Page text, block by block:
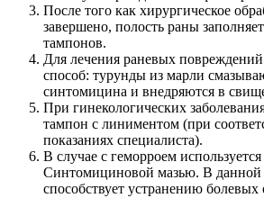
После того как хирургическое
завершено, полость раны
тампонов.
Для лечения раневых повреждений
способ: турунды из марли
синтомицина и внедряются в
При гинекологических
тампон с линиментом (при
показаниях специалиста).
В случае с геморроем
Синтомициновой мазью. В данной
способствует устранению